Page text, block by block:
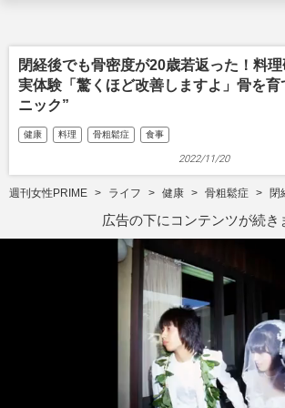
閉経後でも骨密度が20歳若返った！料
実体験「驚くほど改善しますよ」骨を育
ニック”
健康 料理 骨粗鬆症 食事
2022/11/20
週刊女性PRIME ライフ 健康 骨粗鬆症 閉
広告の下にコンテンツが続き